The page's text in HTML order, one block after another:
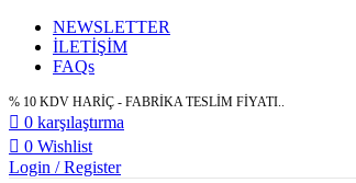
NEWSLETTER
İLETİŞİM
FAQs
% 10 KDV HARİÇ - FABRİKA TESLİM FİYATI..
0 karşılaştırma
0 Wishlist
Login / Register